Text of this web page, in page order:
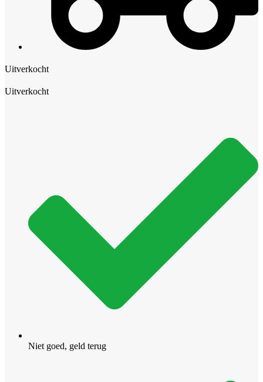
Uitverkocht
Uitverkocht
Niet goed, geld terug